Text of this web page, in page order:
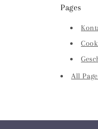
Pages
All